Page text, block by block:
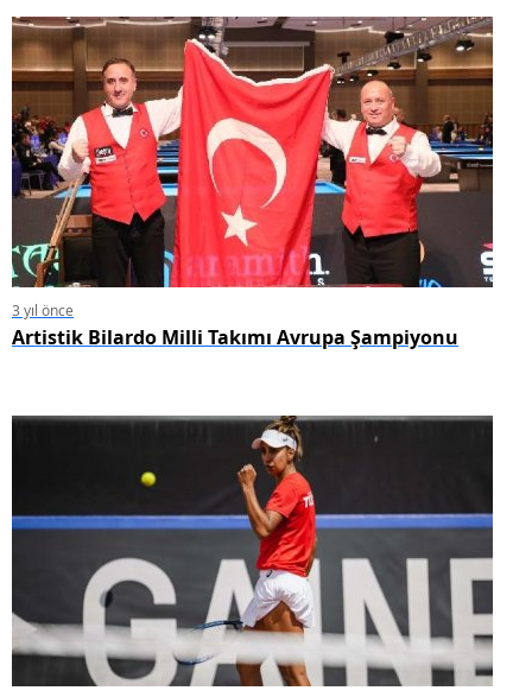
3 yıl önce
Artistik Bilardo Milli Takımı Avrupa Şampiyonu